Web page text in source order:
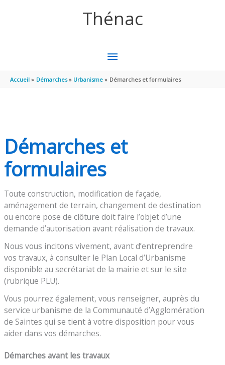
Thénac
MENU
PRINCIPAL
Accueil Démarches Urbanisme Démarches et formulaires
Démarches et
formulaires
Toute construction, modification de façade,
aménagement de terrain, changement de destination
ou encore pose de clôture doit faire l’objet d’une
demande d’autorisation avant réalisation de travaux.
Nous vous incitons vivement, avant d’entreprendre
vos travaux, à consulter le Plan Local d’Urbanisme
disponible au secrétariat de la mairie et sur le site
(rubrique PLU).
Vous pourrez également, vous renseigner, auprès du
service urbanisme de la Communauté d’Agglomération
de Saintes qui se tient à votre disposition pour vous
aider dans vos démarches.
Démarches avant les travaux